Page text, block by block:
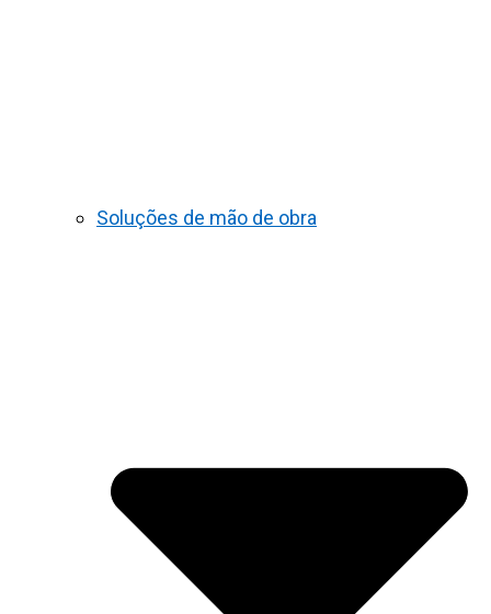
Soluções de mão de obra